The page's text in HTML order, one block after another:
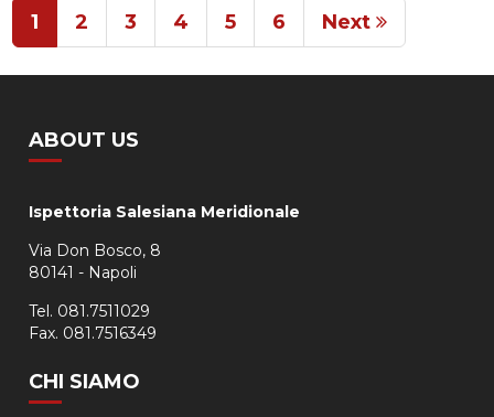
1 2 3 4 5 6 Next
ABOUT US
Ispettoria Salesiana Meridionale
Via Don Bosco, 8
80141 - Napoli
Tel. 081.7511029
Fax. 081.7516349
CHI SIAMO